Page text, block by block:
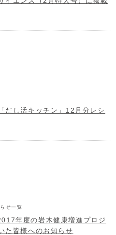
だし活キッチン」12月分レシ
せ一覧
年度の岩木健康増進プロジ
た皆様へのお知らせ